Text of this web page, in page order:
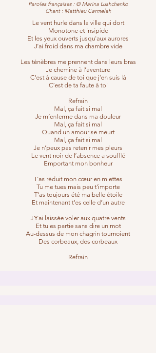
Paroles françaises : © Marina Lushchenko
Chant : Matthieu Carmelah
Le vent hurle dans la ville qui dort
Monotone et insipide
Et les yeux ouverts jusqu'aux aurores
J’ai froid dans ma chambre vide
Les ténèbres me prennent dans leurs bras
Je chemine à l’aventure
C’est à cause de toi que j’en suis là
C’est de ta faute à toi
Refrain
Mal, ça fait si mal
Je m’enferme dans ma douleur
Mal, ça fait si mal
Quand un amour se meurt
Mal, ça fait si mal
Je n’peux pas retenir mes pleurs
Le vent noir de l’absence a soufflé
Emportant mon bonheur
T’as réduit mon cœur en miettes
Tu me tues mais peu t’importe
T’as toujours été ma belle étoile
Et maintenant t’es celle d’un autre
J’t’ai laissée voler aux quatre vents
Et tu es partie sans dire un mot
Au-dessus de mon chagrin tournoient
Des corbeaux, des corbeaux
Refrain